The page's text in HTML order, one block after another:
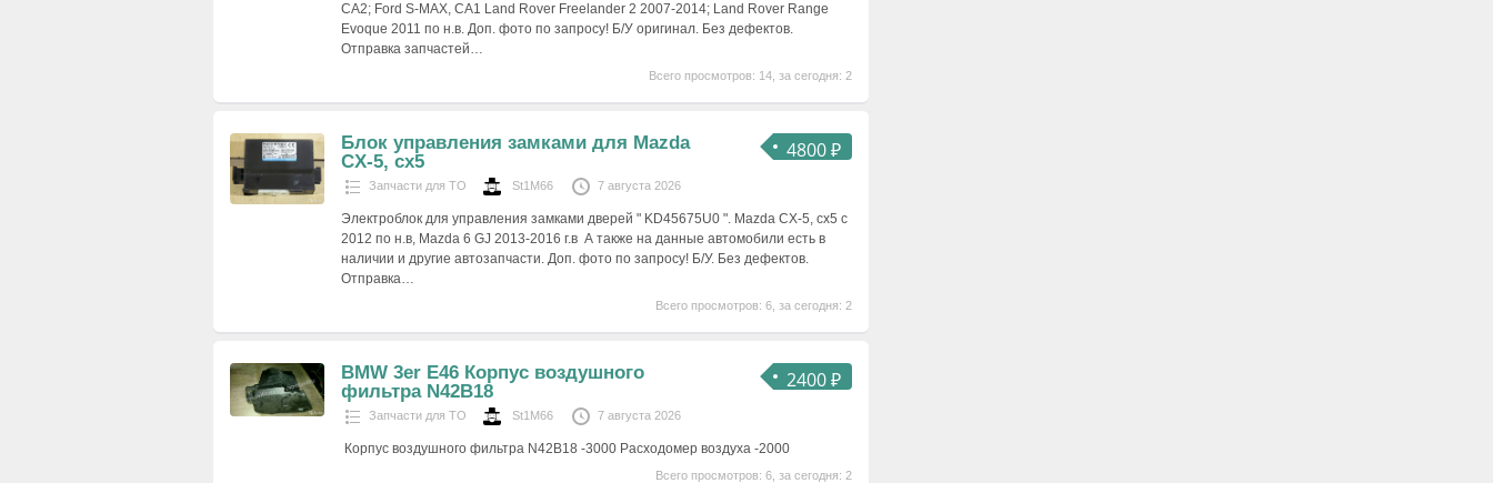
CA2; Ford S-MAX, CA1 Land Rover Freelander 2 2007-2014; Land Rover Range
Evoque 2011 по н.в. Доп. фото по запросу! Б/У оригинал. Без дефектов.
Отправка запчастей…
Всего просмотров: 14, за сегодня: 2
4800 ₽
Блок управления замками для Mazda
CX-5, cx5
Запчасти для ТО St1M66 7 августа 2026
Электроблок для управления замками дверей " KD45675U0 ". Mazda CX-5, cx5 с
2012 по н.в, Mazda 6 GJ 2013-2016 г.в А также на данные автомобили есть в
наличии и другие автозапчасти. Доп. фото по запросу! Б/У. Без дефектов.
Отправка…
Всего просмотров: 6, за сегодня: 2
2400 ₽
BMW 3er E46 Корпус воздушного
фильтра N42B18
Запчасти для ТО St1M66 7 августа 2026
Корпус воздушного фильтра N42B18 -3000 Расходомер воздуха -2000
Всего просмотров: 6, за сегодня: 2